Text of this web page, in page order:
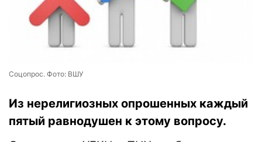
Соцопрос. Фото: ВШУ
Из нерелигиозных опрошенных каждый
пятый равнодушен к этому вопросу.